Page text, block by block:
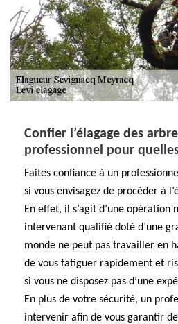
Confier l’élagage des
professionnel pour
Faites confiance à un
si vous envisagez de procéder à
En effet, il s’agit d’une opération
intervenant qualifié doté d’une
monde ne peut pas travailler en
de vous fatiguer rapidement et
si vous ne disposez pas d’une
En plus de votre sécurité, un
intervenir afin de vous garantir